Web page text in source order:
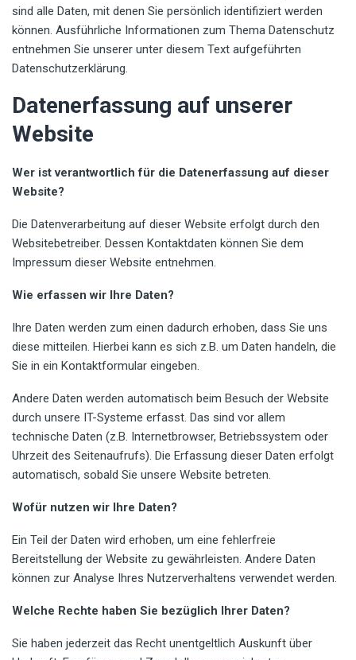
sind alle Daten, mit denen Sie persönlich identifiziert werden
können. Ausführliche Informationen zum Thema Datenschutz
entnehmen Sie unserer unter diesem Text aufgeführten
Datenschutzerklärung.
Datenerfassung auf unserer
Website
Wer ist verantwortlich für die Datenerfassung auf dieser
Website?
Die Datenverarbeitung auf dieser Website erfolgt durch den
Websitebetreiber. Dessen Kontaktdaten können Sie dem
Impressum dieser Website entnehmen.
Wie erfassen wir Ihre Daten?
Ihre Daten werden zum einen dadurch erhoben, dass Sie uns
diese mitteilen. Hierbei kann es sich z.B. um Daten handeln, die
Sie in ein Kontaktformular eingeben.
Andere Daten werden automatisch beim Besuch der Website
durch unsere IT-Systeme erfasst. Das sind vor allem
technische Daten (z.B. Internetbrowser, Betriebssystem oder
Uhrzeit des Seitenaufrufs). Die Erfassung dieser Daten erfolgt
automatisch, sobald Sie unsere Website betreten.
Wofür nutzen wir Ihre Daten?
Ein Teil der Daten wird erhoben, um eine fehlerfreie
Bereitstellung der Website zu gewährleisten. Andere Daten
können zur Analyse Ihres Nutzerverhaltens verwendet werden.
Welche Rechte haben Sie bezüglich Ihrer Daten?
Sie haben jederzeit das Recht unentgeltlich Auskunft über